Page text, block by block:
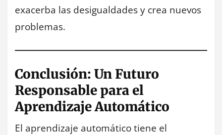
exacerba las desigualdades y crea nuevos
problemas.
Conclusión: Un Futuro
Responsable para el
Aprendizaje Automático
El aprendizaje automático tiene el